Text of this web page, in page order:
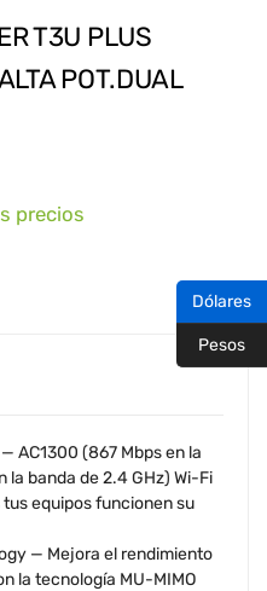
T3U PLUS
POT.DUAL
precios
AC1300 (867 Mbps en la
la banda de 2.4 GHz) Wi-Fi
equipos funcionen su
— Mejora el rendimiento
la tecnología MU-MIMO
Dólares
Pesos